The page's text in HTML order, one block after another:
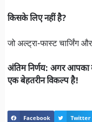
किसके लिए नहीं है?
जो अल्ट्रा-फास्ट चार्जिंग
अंतिम निर्णय: अगर
एक बेहतरीन विकल्प है!
Facebook Twitter